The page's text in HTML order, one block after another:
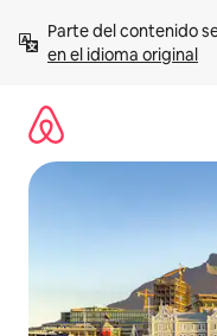
contenido
Parte del contenido
en el idioma original